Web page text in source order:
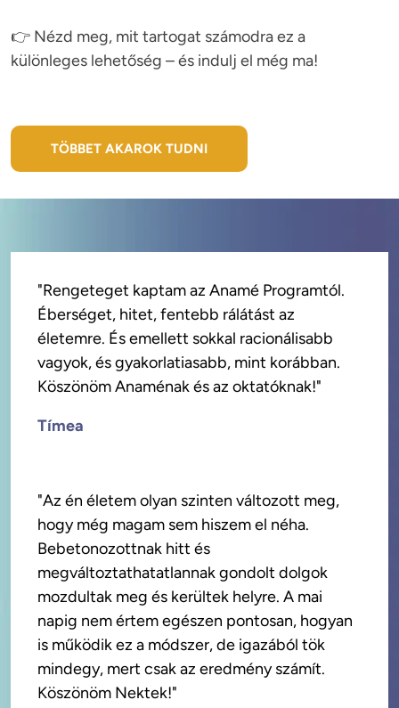
👉 Nézd meg, mit tartogat számodra ez a
különleges lehetőség – és indulj el még ma!
TÖBBET AKAROK TUDNI
"Rengeteget kaptam az Anamé Programtól.
Éberséget, hitet, fentebb rálátást az
életemre. És emellett sokkal racionálisabb
vagyok, és gyakorlatiasabb, mint korábban.
Köszönöm Anaménak és az oktatóknak!"
Tímea
"Az én életem olyan szinten változott meg,
hogy még magam sem hiszem el néha.
Bebetonozottnak hitt és
megváltoztathatatlannak gondolt dolgok
mozdultak meg és kerültek helyre. A mai
napig nem értem egészen pontosan, hogyan
is működik ez a módszer, de igazából tök
mindegy, mert csak az eredmény számít.
Köszönöm Nektek!"